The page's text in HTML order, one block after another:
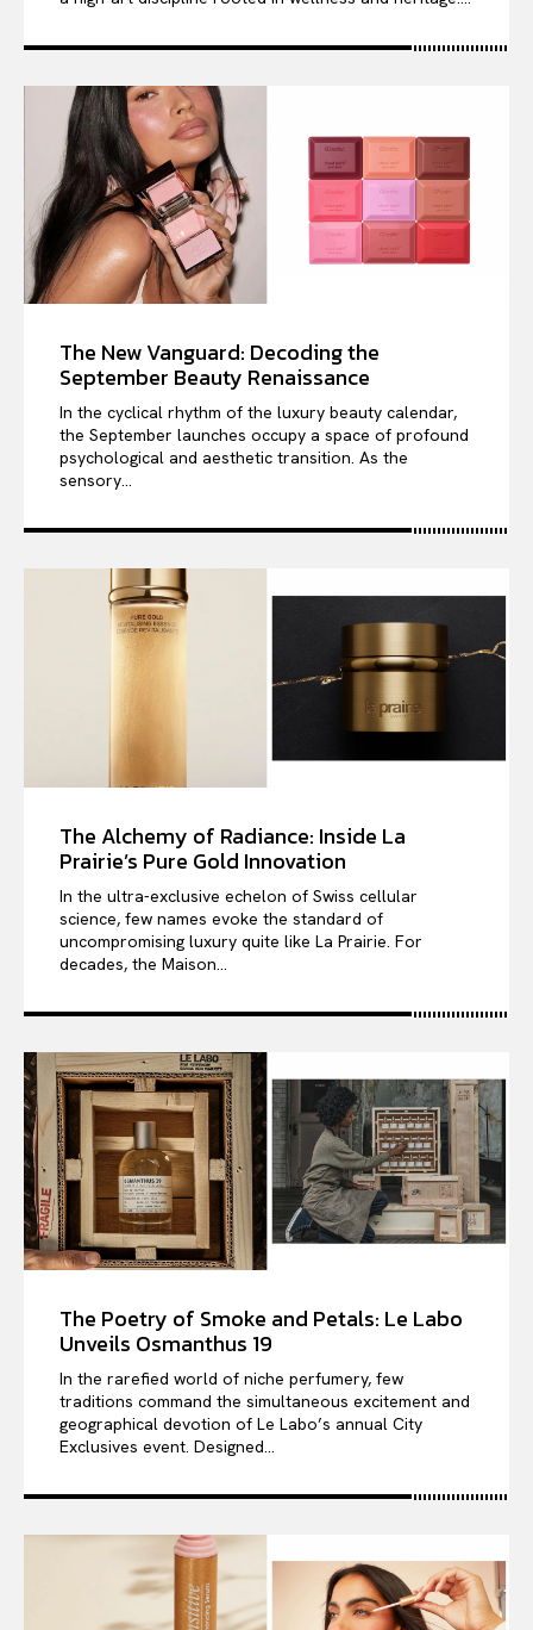
The New Vanguard: Decoding the
September Beauty Renaissance
In the cyclical rhythm of the luxury beauty calendar,
the September launches occupy a space of profound
psychological and aesthetic transition. As the
sensory...
The Alchemy of Radiance: Inside La
Prairie’s Pure Gold Innovation
In the ultra-exclusive echelon of Swiss cellular
science, few names evoke the standard of
uncompromising luxury quite like La Prairie. For
decades, the Maison...
The Poetry of Smoke and Petals: Le Labo
Unveils Osmanthus 19
In the rarefied world of niche perfumery, few
traditions command the simultaneous excitement and
geographical devotion of Le Labo’s annual City
Exclusives event. Designed...